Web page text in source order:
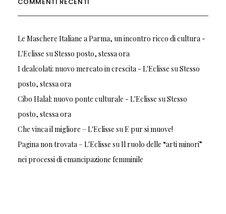
Le Maschere Italiane a Parma, un incontro ricco di cultura -
L'Eclisse su Stesso posto, stessa ora
I dealcolati: nuovo mercato in crescita - L'Eclisse su Stesso
posto, stessa ora
Cibo Halal: nuovo ponte culturale - L'Eclisse su Stesso
posto, stessa ora
Che vinca il migliore – L'Eclisse su E pur si muove!
Pagina non trovata – L'Eclisse su Il ruolo delle “arti minori”
nei processi di emancipazione femminile